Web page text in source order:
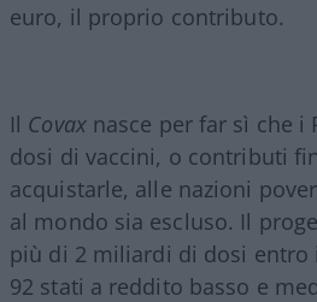
euro, il proprio contributo.
Il Covax nasce per far sì che i
dosi di vaccini, o contributi
acquistarle, alle nazioni
al mondo sia escluso. Il
più di 2 miliardi di dosi entro
92 stati a reddito basso e